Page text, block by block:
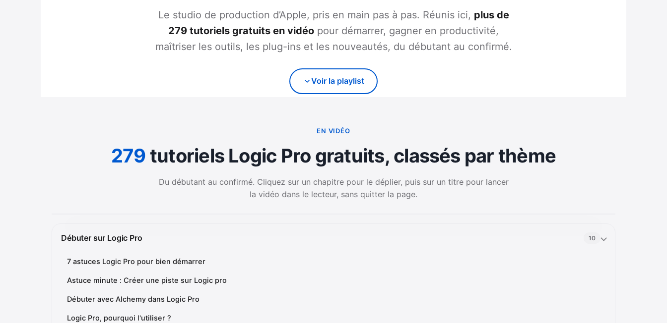
Le studio de production d’Apple, pris en main pas à pas. Réunis ici, plus de
279 tutoriels gratuits en vidéo pour démarrer, gagner en productivité,
maîtriser les outils, les plug-ins et les nouveautés, du débutant au confirmé.
Voir la playlist
EN VIDÉO
279tutoriels Logic Pro gratuits, classés par thème
Du débutant au confirmé. Cliquez sur un chapitre pour le déplier, puis sur un titre pour lancer
la vidéo dans le lecteur, sans quitter la page.
Débuter sur Logic Pro 10
7 astuces Logic Pro pour bien démarrer
Astuce minute : Créer une piste sur Logic pro
Débuter avec Alchemy dans Logic Pro
Logic Pro, pourquoi l'utiliser ?